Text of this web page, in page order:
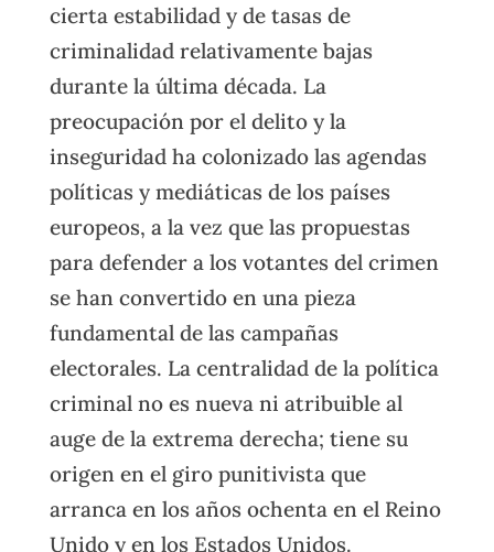
cierta estabilidad y de tasas de
criminalidad relativamente bajas
durante la última década. La
preocupación por el delito y la
inseguridad ha colonizado las agendas
políticas y mediáticas de los países
europeos, a la vez que las propuestas
para defender a los votantes del crimen
se han convertido en una pieza
fundamental de las campañas
electorales. La centralidad de la política
criminal no es nueva ni atribuible al
auge de la extrema derecha; tiene su
origen en el giro punitivista que
arranca en los años ochenta en el Reino
Unido y en los Estados Unidos.